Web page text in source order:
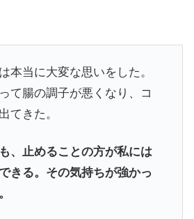
本当に大変な思いをした。
て腸の調子が悪くなり、コ
てきた。
、止めることの方が私には
きる。その気持ちが強かっ